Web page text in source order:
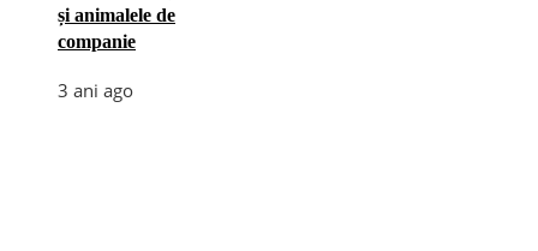
și animalele de
companie
3 ani ago